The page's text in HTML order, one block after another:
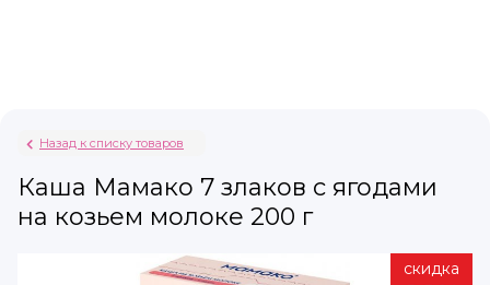
Назад к списку товаров
Каша Мамако 7 злаков с ягодами
на козьем молоке 200 г
скидка